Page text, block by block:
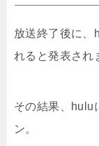
放送終了後に、
れると発表され
その結果、hulu
ン。